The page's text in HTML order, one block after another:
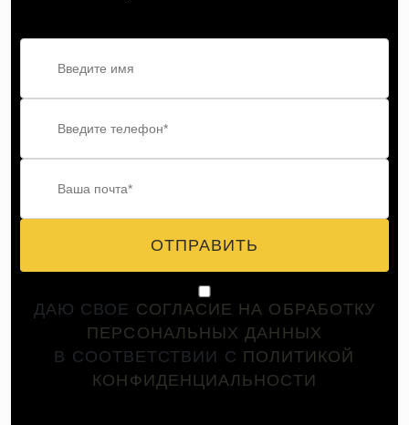
ОТПРАВИТЬ
ДАЮ СВОЕ СОГЛАСИЕ НА ОБРАБОТКУ
ПЕРСОНАЛЬНЫХ ДАННЫХ
В СООТВЕТСТВИИ С ПОЛИТИКОЙ
КОНФИДЕНЦИАЛЬНОСТИ